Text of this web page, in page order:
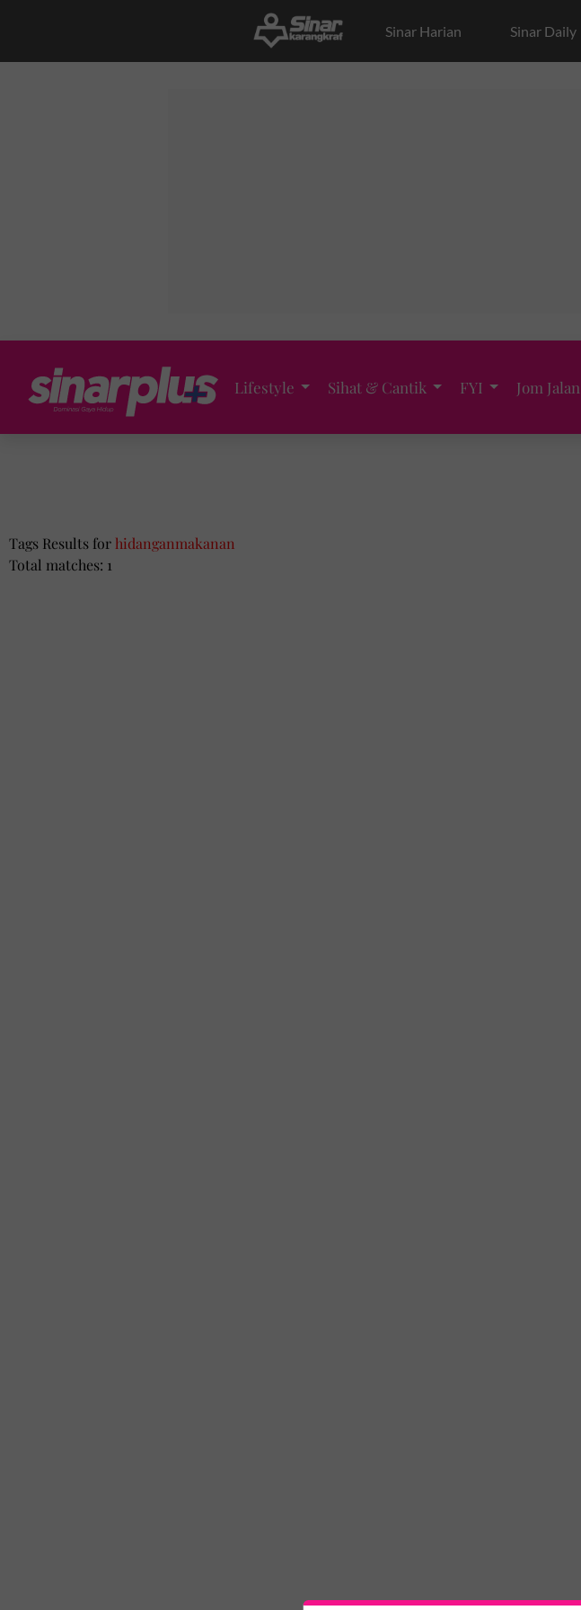
Sinar Harian Sinar Daily
Lifestyle Sihat & Cantik FYI Jom
Tags Results for hidanganmakanan
Total matches: 1